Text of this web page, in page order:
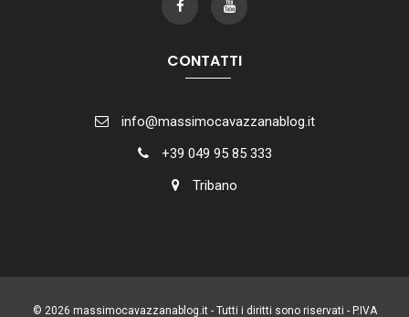
CONTATTI
info@massimocavazzanablog.it
+39 049 95 85 333
Tribano
© 2026 massimocavazzanablog.it - Tutti i diritti sono riservati - P.IVA